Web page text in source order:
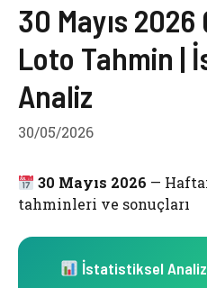
30 Mayıs 2026
Loto Tahmin |
Analiz
30/05/2026
30 Mayıs 2026 —
tahminleri ve sonuçları
İstatistiksel